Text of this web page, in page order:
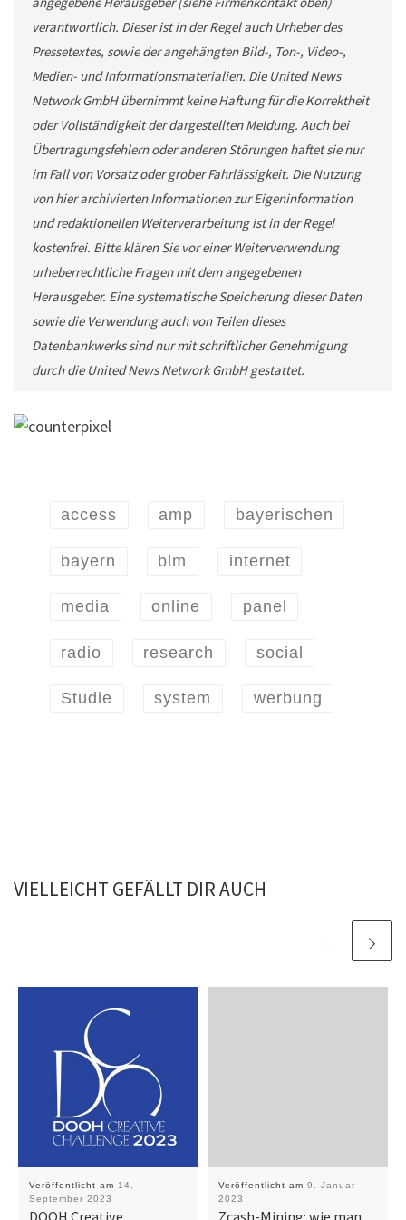
verantwortlich. Dieser ist in der Regel auch Urheber des
Pressetextes, sowie der angehängten Bild-, Ton-, Video-,
Medien- und Informationsmaterialien. Die United News
Network GmbH übernimmt keine Haftung für die Korrektheit
oder Vollständigkeit der dargestellten Meldung. Auch bei
Übertragungsfehlern oder anderen Störungen haftet sie nur
im Fall von Vorsatz oder grober Fahrlässigkeit. Die Nutzung
von hier archivierten Informationen zur Eigeninformation
und redaktionellen Weiterverarbeitung ist in der Regel
kostenfrei. Bitte klären Sie vor einer Weiterverwendung
urheberrechtliche Fragen mit dem angegebenen
Herausgeber. Eine systematische Speicherung dieser Daten
sowie die Verwendung auch von Teilen dieses
Datenbankwerks sind nur mit schriftlicher Genehmigung
durch die United News Network GmbH gestattet.
access amp bayerischen
bayern blm internet
media online panel
radio research social
Studie system werbung
VIELLEICHT GEFÄLLT DIR AUCH
Veröffentlicht am 14.
September 2023
Veröffentlicht am 9. Januar
2023